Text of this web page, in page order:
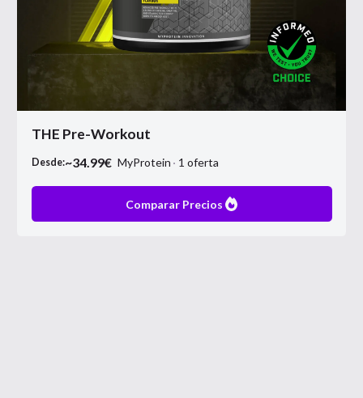
THE Pre-Workout
Desde:~34.99€ MyProtein 1 oferta
Comparar Precios